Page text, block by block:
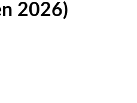
2026)